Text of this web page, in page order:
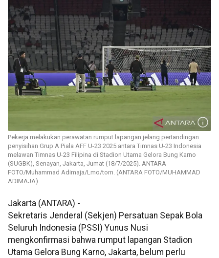
Pekerja melakukan perawatan rumput lapangan jelang pertandingan
penyisihan Grup A Piala AFF U-23 2025 antara Timnas U-23 Indonesia
melawan Timnas U-23 Filipina di Stadion Utama Gelora Bung Karno
(SUGBK), Senayan, Jakarta, Jumat (18/7/2025). ANTARA
FOTO/Muhammad Adimaja/Lmo/tom. (ANTARA FOTO/MUHAMMAD
ADIMAJA)
Jakarta (ANTARA) -
Sekretaris Jenderal (Sekjen) Persatuan Sepak Bola
Seluruh Indonesia (PSSI) Yunus Nusi
mengkonfirmasi bahwa rumput lapangan Stadion
Utama Gelora Bung Karno, Jakarta, belum perlu